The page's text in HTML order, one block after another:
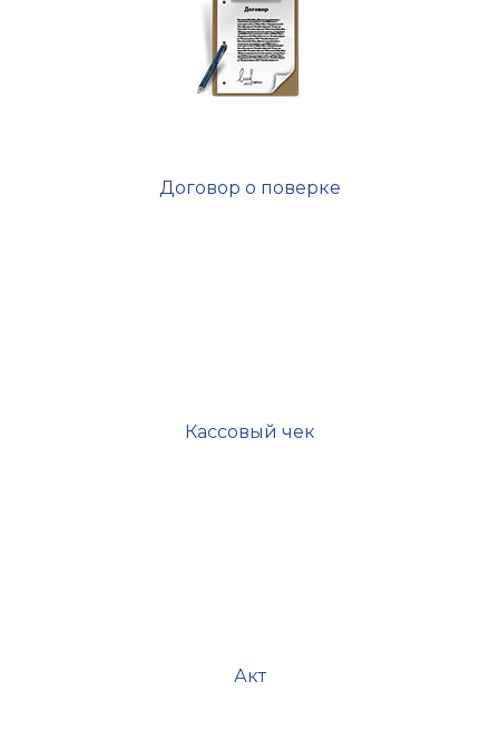
Договор о поверке
Кассовый чек
Акт